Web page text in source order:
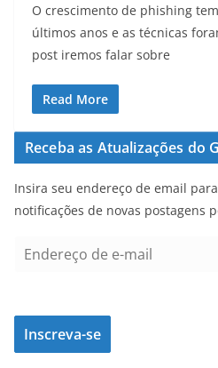
O crescimento de phishing
últimos anos e as técnicas
post iremos falar sobre
Read More
Receba as Atualizações do
Insira seu endereço de email
notificações de novas postagens
e
e
Inscreva-se